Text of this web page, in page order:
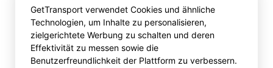
GetTransport verwendet Cookies und ähnliche
Technologien, um Inhalte zu personalisieren,
zielgerichtete Werbung zu schalten und deren
Effektivität zu messen sowie die
Benutzerfreundlichkeit der Plattform zu verbessern.